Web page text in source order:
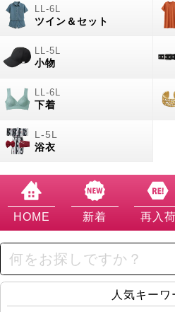
ツイン＆セット
小物
下着
浴衣
HOME 新着 再入荷
人気キーワ